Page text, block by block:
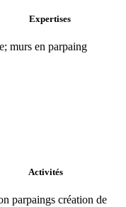
Expertises
murs en parpaing
Activités
parpaings création de